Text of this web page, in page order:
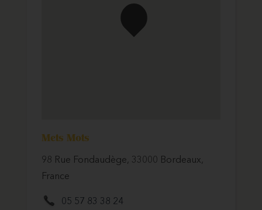
Mets Mots
98 Rue Fondaudège, 33000 Bordeaux,
France
05 57 83 38 24